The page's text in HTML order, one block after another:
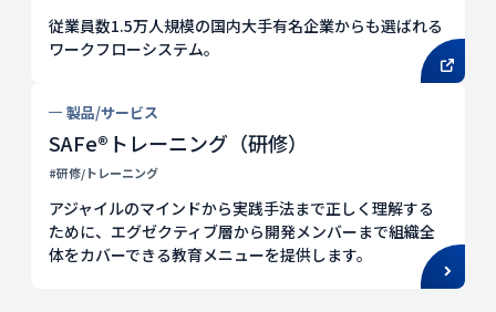
従業員数1.5万人規模の国内大手有名企業からも選ばれる
ワークフローシステム。
製品/サービス
SAFe®トレーニング（研修）
#研修/トレーニング
アジャイルのマインドから実践手法まで正しく理解する
ために、エグゼクティブ層から開発メンバーまで組織全
体をカバーできる教育メニューを提供します。